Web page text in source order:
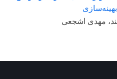
مهدی اشجعی